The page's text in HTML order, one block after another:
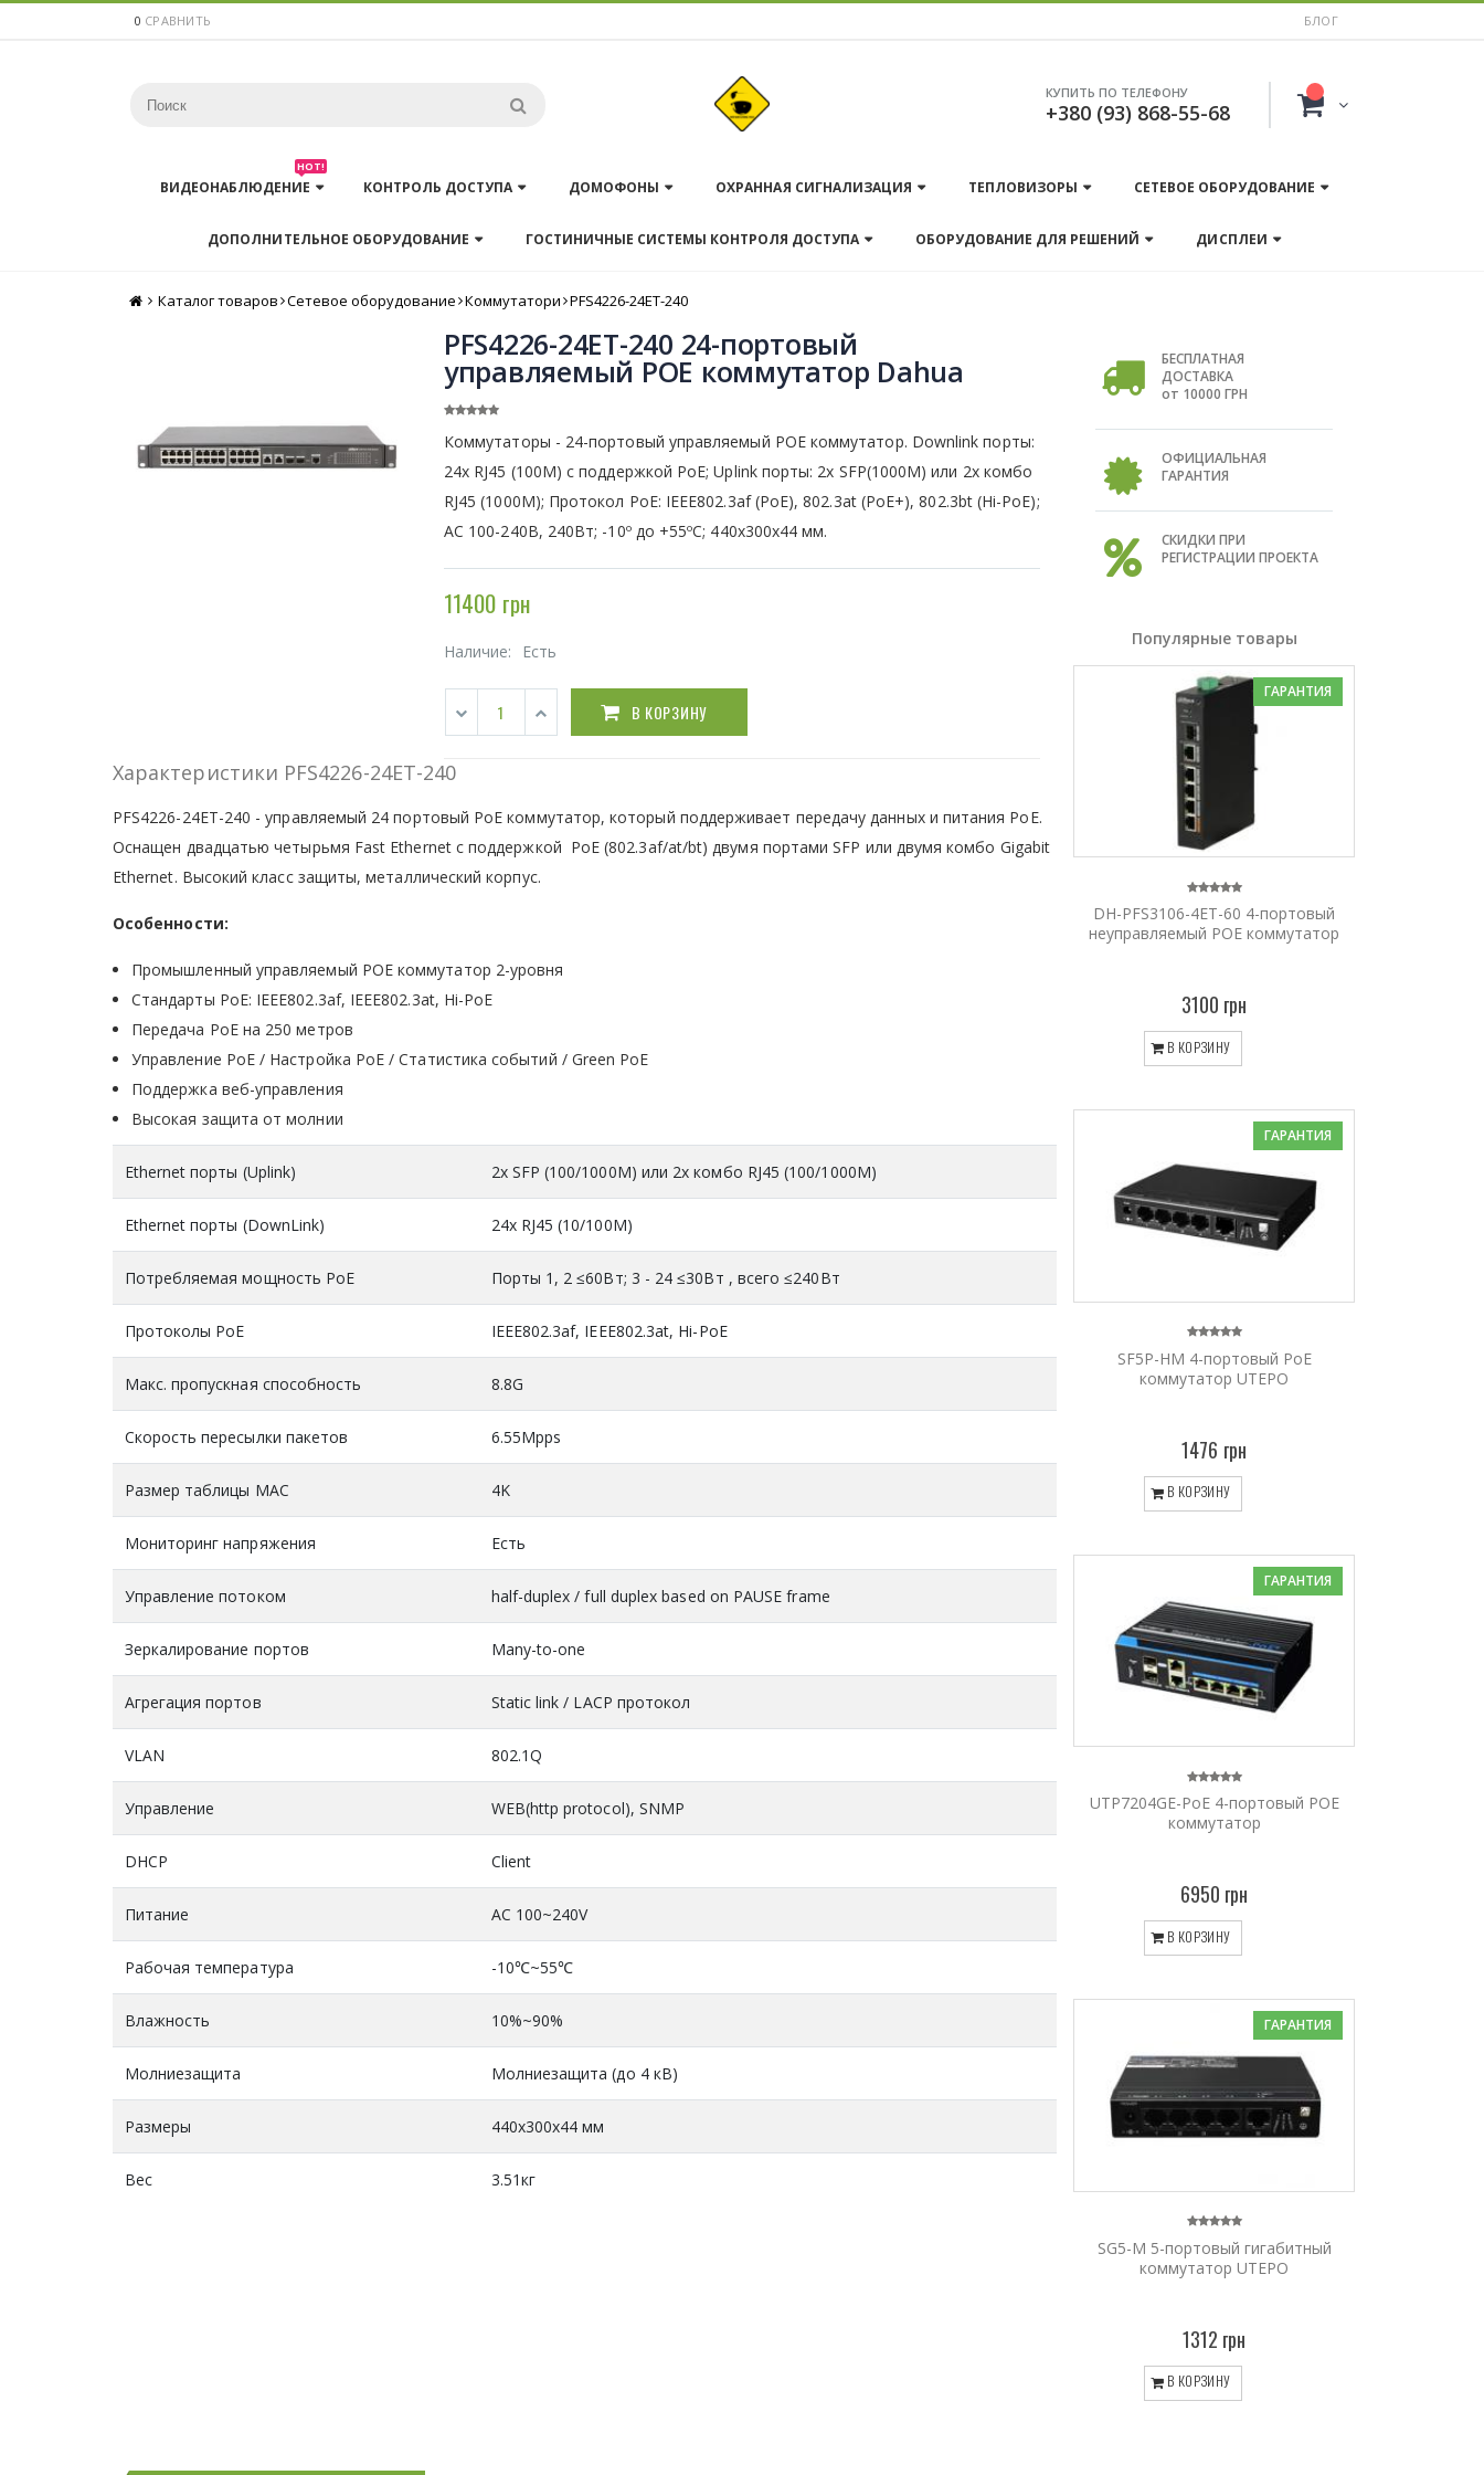
0 СРАВНИТЬ БЛОГ
КУПИТЬ ПО ТЕЛЕФОНУ
+380 (93) 868-55-68
ВИДЕОНАБЛЮДЕНИЕ
HOT!
КОНТРОЛЬ ДОСТУПА ДОМОФОНЫ ОХРАННАЯ СИГНАЛИЗАЦИЯ ТЕПЛОВИЗОРЫ СЕТЕВОЕ ОБОРУДОВАНИЕ
ДОПОЛНИТЕЛЬНОЕ ОБОРУДОВАНИЕ ГОСТИНИЧНЫЕ СИСТЕМЫ КОНТРОЛЯ ДОСТУПА ОБОРУДОВАНИЕ ДЛЯ РЕШЕНИЙ ДИСПЛЕИ
Главная
Каталог товаров Сетевое оборудование Коммутатори PFS4226-24ET-240
PFS4226-24ET-240 24-портовый
управляемый POE коммутатор Dahua
Коммутаторы - 24-портовый управляемый POE коммутатор. Downlink порты:
24x RJ45 (100M) с поддержкой PoE; Uplink порты: 2x SFP(1000M) или 2x комбо
RJ45 (1000M); Протокол PoE: IEEE802.3af (PoE), 802.3at (PoE+), 802.3bt (Hi-PoE);
AC 100-240В, 240Вт; -10º до +55ºC; 440x300x44 мм.
11400 грн
Наличие: Есть
В КОРЗИНУ
Характеристики PFS4226-24ET-240
PFS4226-24ET-240 - управляемый 24 портовый PoE коммутатор, который поддерживает передачу данных и питания PoE.
Оснащен двадцатью четырьмя Fast Ethernet с поддержкой PoE (802.3af/at/bt) двумя портами SFP или двумя комбо Gigabit
Ethernet. Высокий класс защиты, металлический корпус.
Особенности:
Промышленный управляемый POE коммутатор 2-уровня
Стандарты PoE: IEEE802.3af, IEEE802.3at, Hi-PoE
Передача PoE на 250 метров
Управление PoE / Настройка PoE / Статистика событий / Green PoE
Поддержка веб-управления
Высокая защита от молнии
Ethernet порты (Uplink) 2x SFP (100/1000M) или 2x комбо RJ45 (100/1000M)
Ethernet порты (DownLink) 24x RJ45 (10/100M)
Потребляемая мощность PoE Порты 1, 2 ≤60Вт; 3 - 24 ≤30Вт , всего ≤240Вт
Протоколы PoE IEEE802.3af, IEEE802.3at, Hi-PoE
Макс. пропускная способность 8.8G
Скорость пересылки пакетов 6.55Mpps
Размер таблицы MAC 4K
Мониторинг напряжения Есть
Управление потоком half-duplex / full duplex based on PAUSE frame
Зеркалирование портов Many-to-one
Агрегация портов Static link / LACP протокол
VLAN 802.1Q
Управление WEB(http protocol), SNMP
DHCP Client
Питание AC 100~240V
Рабочая температура -10℃~55℃
Влажность 10%~90%
Молниезащита Молниезащита (до 4 кВ)
Размеры 440x300x44 мм
Вес 3.51кг
БЕСПЛАТНАЯ
ДОСТАВКА
от 10000 ГРН
ОФИЦИАЛЬНАЯ
ГАРАНТИЯ
СКИДКИ ПРИ
РЕГИСТРАЦИИ ПРОЕКТА
Популярные товары
ГАРАНТИЯ
DH-PFS3106-4ET-60 4-портовый
неуправляемый POE коммутатор
3100 грн
В КОРЗИНУ
ГАРАНТИЯ
SF5P-HM 4-портовый PoE
коммутатор UTEPO
1476 грн
В КОРЗИНУ
ГАРАНТИЯ
UTP7204GE-PoE 4-портовый POE
коммутатор
6950 грн
В КОРЗИНУ
ГАРАНТИЯ
SG5-M 5-портовый гигабитный
коммутатор UTEPO
1312 грн
В КОРЗИНУ